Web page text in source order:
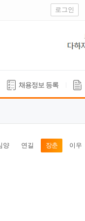
로그인
채용정보 등록
양 연길 장춘 이우